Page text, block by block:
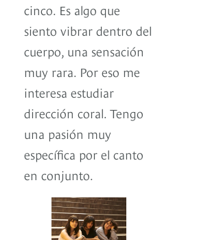
cinco. Es algo que
siento vibrar dentro del
cuerpo, una sensación
muy rara. Por eso me
interesa estudiar
dirección coral. Tengo
una pasión muy
específica por el canto
en conjunto.